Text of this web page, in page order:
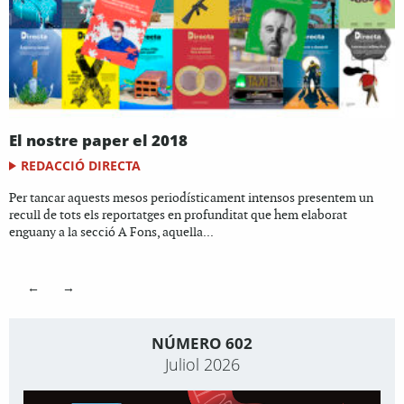
El nostre paper el 2018
REDACCIÓ DIRECTA
Per tancar aquests mesos periodísticament intensos presentem un
recull de tots els reportatges en profunditat que hem elaborat
enguany a la secció A Fons, aquella...
← →
NÚMERO 602
Juliol 2026